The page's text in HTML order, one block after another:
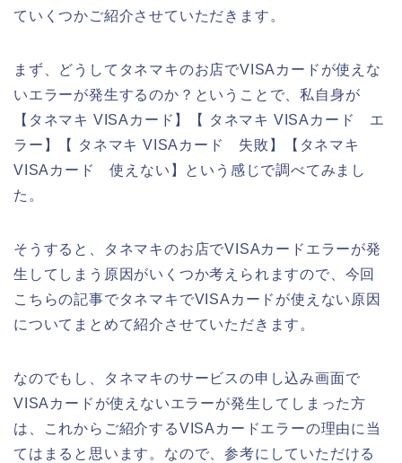
ていくつかご紹介させていただきます。
まず、どうしてタネマキのお店でVISAカードが使えな
いエラーが発生するのか？ということで、私自身が
【タネマキ VISAカード】【 タネマキ VISAカード エ
ラー】【 タネマキ VISAカード 失敗】【タネマキ
VISAカード 使えない】という感じで調べてみまし
た。
そうすると、タネマキのお店でVISAカードエラーが発
生してしまう原因がいくつか考えられますので、今回
こちらの記事でタネマキでVISAカードが使えない原因
についてまとめて紹介させていただきます。
なのでもし、タネマキのサービスの申し込み画面で
VISAカードが使えないエラーが発生してしまった方
は、これからご紹介するVISAカードエラーの理由に当
てはまると思います。なので、参考にしていただける